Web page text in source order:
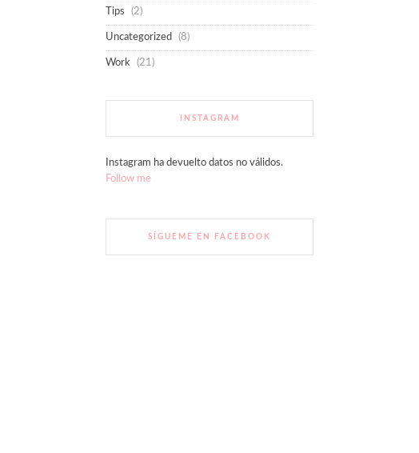
Tips (2)
Uncategorized (8)
Work (21)
INSTAGRAM
Instagram ha devuelto datos no válidos.
Follow me
SÍGUEME EN FACEBOOK